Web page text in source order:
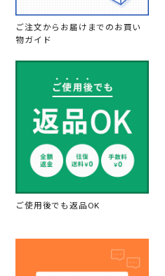
ご注文からお届けまでのお買い
物ガイド
ご使用後でも返品OK